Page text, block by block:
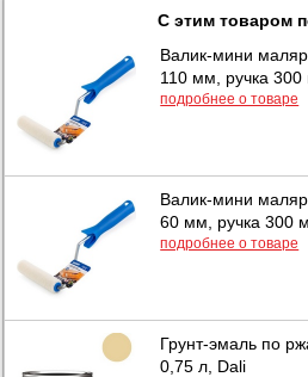
С этим товаром
Валик-мини
110 мм, ручка
подробнее о товаре
Валик-мини
60 мм, ручка 300
подробнее о товаре
Грунт-эмаль по
0,75 л, Dali